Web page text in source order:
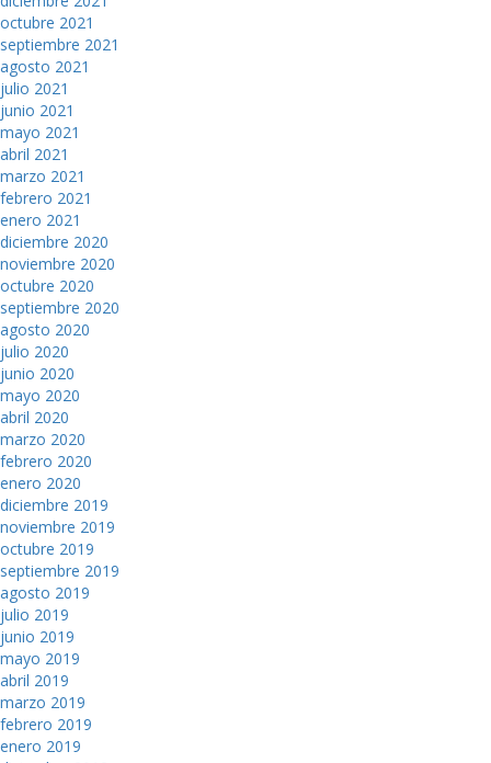
octubre 2021
septiembre 2021
agosto 2021
julio 2021
junio 2021
mayo 2021
abril 2021
marzo 2021
febrero 2021
enero 2021
diciembre 2020
noviembre 2020
octubre 2020
septiembre 2020
agosto 2020
julio 2020
junio 2020
mayo 2020
abril 2020
marzo 2020
febrero 2020
enero 2020
diciembre 2019
noviembre 2019
octubre 2019
septiembre 2019
agosto 2019
julio 2019
junio 2019
mayo 2019
abril 2019
marzo 2019
febrero 2019
enero 2019